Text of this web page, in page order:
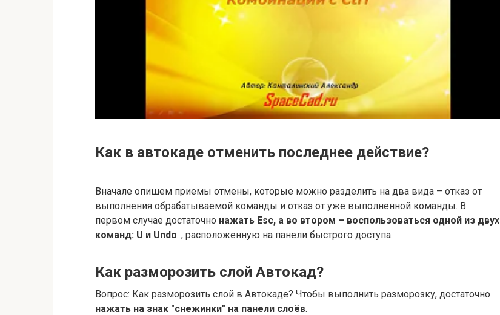
Как в автокаде отменить последнее действие?
Вначале опишем приемы отмены, которые можно разделить на два вида – отказ от
выполнения обрабатываемой команды и отказ от уже выполненной команды. В
первом случае достаточно нажать Esc, а во втором – воспользоваться одной из двух
команд: U и Undo. , расположенную на панели быстрого доступа.
Как разморозить слой Автокад?
Вопрос: Как разморозить слой в Автокаде? Чтобы выполнить разморозку, достаточно
нажать на знак "снежинки" на панели слоёв.